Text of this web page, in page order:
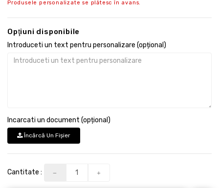
Produsele personalizate se plătesc în avans.
Opţiuni disponibile
Introduceti un text pentru personalizare (opțional)
Incarcati un document (opțional)
Încărcă Un Fişier
Cantitate :